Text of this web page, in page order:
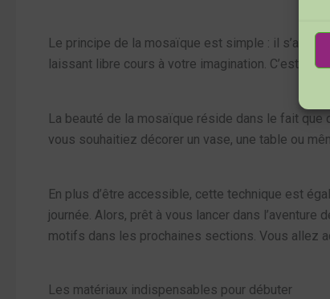
Le principe de la mosaïque est simple : il s’agit
laissant libre cours à votre imagination. C’est
La beauté de la mosaïque réside dans le fait que
vous souhaitiez décorer un vase, une table ou
En plus d’être accessible, cette technique est
journée. Alors, prêt à vous lancer dans
motifs dans les prochaines sections. Vous allez
Les matériaux indispensables pour débuter